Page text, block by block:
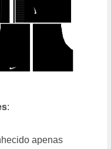
:
apenas